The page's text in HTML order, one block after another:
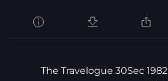
1982 The Travelogue 30Sec